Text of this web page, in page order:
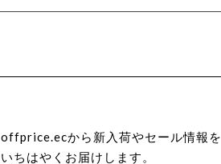
offprice.ecから新入荷やセール情報を
いちはやくお届けします。